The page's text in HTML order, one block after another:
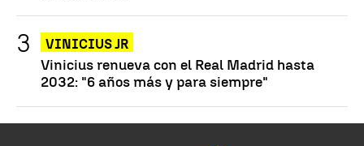
VINICIUS JR
Vinicius renueva con el Real Madrid hasta
2032: "6 años más y para siempre"